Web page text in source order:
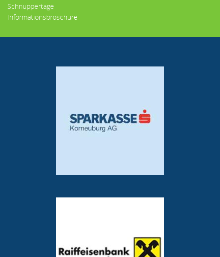
Schnuppertage
Informationsbroschüre